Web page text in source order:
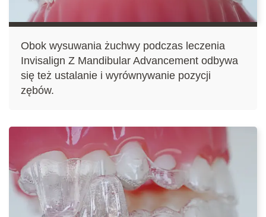
Obok wysuwania żuchwy podczas leczenia
Invisalign Z Mandibular Advancement odbywa
się też ustalanie i wyrównywanie pozycji
zębów.